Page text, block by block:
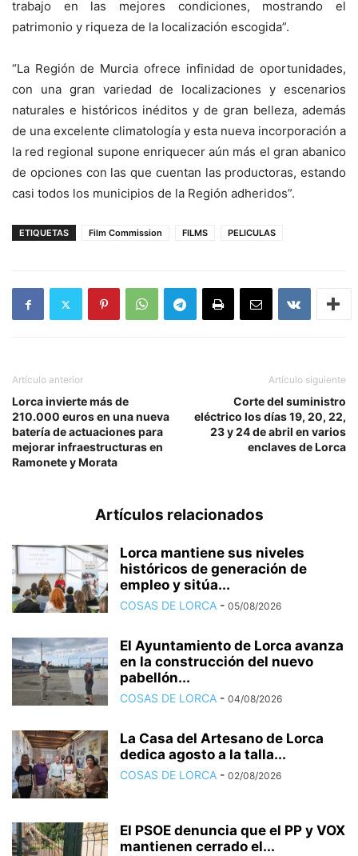
trabajo en las mejores condiciones, mostrando el
patrimonio y riqueza de la localización escogida”.
“La Región de Murcia ofrece infinidad de oportunidades,
con una gran variedad de localizaciones y escenarios
naturales e históricos inéditos y de gran belleza, además
de una excelente climatología y esta nueva incorporación a
la red regional supone enriquecer aún más el gran abanico
de opciones con las que cuentan las productoras, estando
casi todos los municipios de la Región adheridos”.
ETIQUETAS Film Commission FILMS PELICULAS
Artículo anterior
Lorca invierte más de
210.000 euros en una nueva
batería de actuaciones para
mejorar infraestructuras en
Ramonete y Morata
Artículo siguiente
Corte del suministro
eléctrico los días 19, 20, 22,
23 y 24 de abril en varios
enclaves de Lorca
Artículos relacionados
Lorca mantiene sus niveles
históricos de generación de
empleo y sitúa...
COSAS DE LORCA - 05/08/2026
El Ayuntamiento de Lorca avanza
en la construcción del nuevo
pabellón...
COSAS DE LORCA - 04/08/2026
La Casa del Artesano de Lorca
dedica agosto a la talla...
COSAS DE LORCA - 02/08/2026
El PSOE denuncia que el PP y VOX
mantienen cerrado el...